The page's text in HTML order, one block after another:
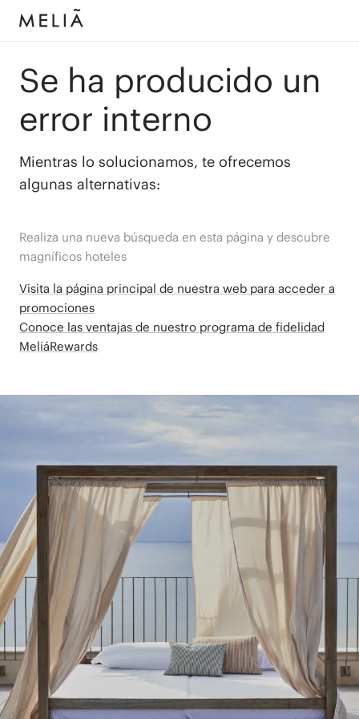
Se ha producido un
error interno
Mientras lo solucionamos, te ofrecemos
algunas alternativas:
Realiza una nueva búsqueda en esta página y descubre
magníficos hoteles
Visita la página principal de nuestra web para acceder a
promociones
Conoce las ventajas de nuestro programa de fidelidad
MeliáRewards